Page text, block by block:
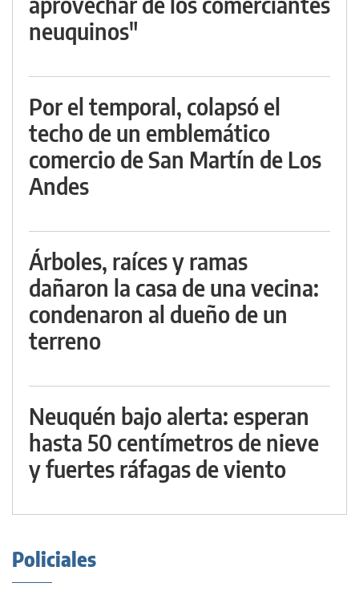
neuquinos"
Por el temporal, colapsó el
techo de un emblemático
comercio de San Martín de Los
Andes
Árboles, raíces y ramas
dañaron la casa de una vecina:
condenaron al dueño de un
terreno
Neuquén bajo alerta: esperan
hasta 50 centímetros de nieve
y fuertes ráfagas de viento
Policiales